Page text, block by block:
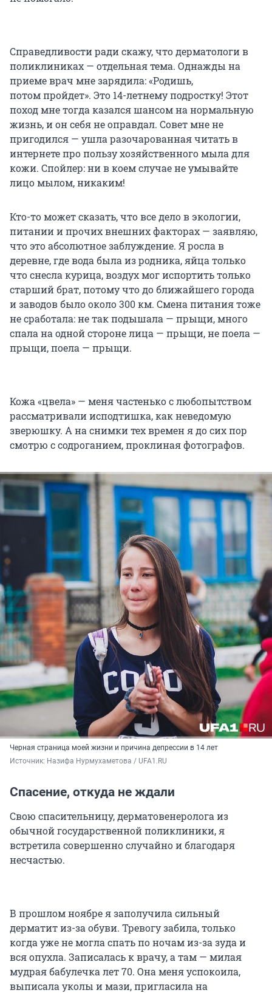
Справедливости ради скажу, что дерматологи в
поликлиниках — отдельная тема. Однажды на
приеме врач мне зарядила: «Родишь,
потом пройдет». Это 14-летнему подростку! Этот
поход мне тогда казался шансом на нормальную
жизнь, и он себя не оправдал. Совет мне не
пригодился — ушла разочарованная читать в
интернете про пользу хозяйственного мыла для
кожи. Спойлер: ни в коем случае не умывайте
лицо мылом, никаким!
Кто-то может сказать, что все дело в экологии,
питании и прочих внешних факторах — заявляю,
что это абсолютное заблуждение. Я росла в
деревне, где вода была из родника, яйца только
что снесла курица, воздух мог испортить только
старший брат, потому что до ближайшего города
и заводов было около 300 км. Смена питания тоже
не сработала: не так подышала — прыщи, много
спала на одной стороне лица — прыщи, не поела —
прыщи, поела — прыщи.
Кожа «цвела» — меня частенько с любопытством
рассматривали исподтишка, как неведомую
зверюшку. А на снимки тех времен я до сих пор
смотрю с содроганием, проклиная фотографов.
Черная страница моей жизни и причина депрессии в 14 лет
Источник: Назифа Нурмухаметова / UFA1.RU
Спасение, откуда не ждали
Свою спасительницу, дерматовенеролога из
обычной государственной поликлиники, я
встретила совершенно случайно и благодаря
несчастью.
В прошлом ноябре я заполучила сильный
дерматит из-за обуви. Тревогу забила, только
когда уже не могла спать по ночам из-за зуда и
вся опухла. Записалась к врачу, а там — милая
мудрая бабулечка лет 70. Она меня успокоила,
выписала уколы и мази, пригласила на